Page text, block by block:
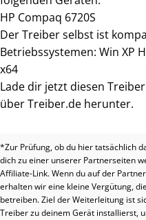
HP Compaq 6720S
Der Treiber selbst ist
Betriebssystemen: Win XP
x64
Lade dir jetzt diesen
über Treiber.de herunter.
*Zur Prüfung, ob du hier tatsächlich
dich zu einer unserer Partnerseiten
Affiliate-Link. Wenn du auf der
erhalten wir eine kleine Vergütung,
betreiben. Ziel der Weiterleitung ist
Treiber zu deinem Gerät installierst,